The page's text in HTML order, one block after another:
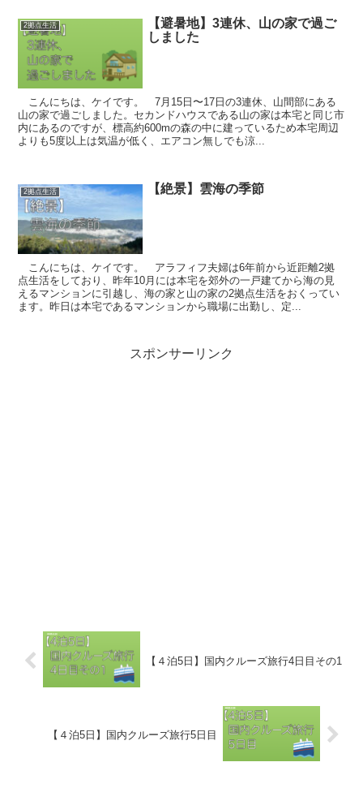
2拠点生活
【避暑地】3連休、山の家で過ご
しました
こんにちは、ケイです。 7月15日〜17日の3連休、山間部にある
山の家で過ごしました。セカンドハウスである山の家は本宅と同じ市
内にあるのですが、標高約600mの森の中に建っているため本宅周辺
よりも5度以上は気温が低く、エアコン無しでも涼...
2拠点生活 【絶景】雲海の季節
こんにちは、ケイです。 アラフィフ夫婦は6年前から近距離2拠
点生活をしており、昨年10月には本宅を郊外の一戸建てから海の見
えるマンションに引越し、海の家と山の家の2拠点生活をおくってい
ます。昨日は本宅であるマンションから職場に出勤し、定...
スポンサーリンク
【４泊5日】国内クルーズ旅行4日目その1
【４泊5日】国内クルーズ旅行5日目